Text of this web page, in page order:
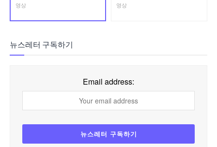
영상 영상
뉴스레터 구독하기
Email address: